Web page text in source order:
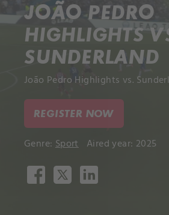
JOÃO PEDRO
HIGHLIGHTS
SUNDERLAND
João Pedro Highlights vs.
REGISTER NOW
Genre: Sport Aired year: 2025